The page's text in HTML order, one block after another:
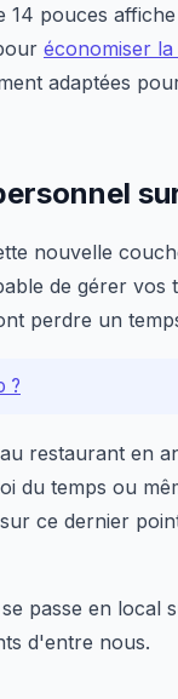
pouces
économiser la
adaptées
nouvelle
de gérer vos
perdre un
?
restaurant en
du temps ou
ce dernier
passe en local
d'entre nous.